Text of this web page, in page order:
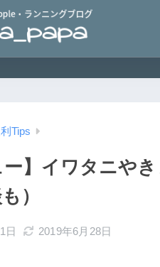
Tips
ー】イワタニや
）
日 2019年6月28日